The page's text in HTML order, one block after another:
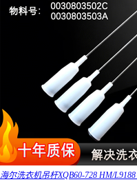
海尔洗衣机吊杆XQB60-728 HM/